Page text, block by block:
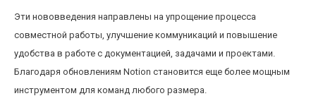
Эти нововведения направлены на упрощение процесса
совместной работы, улучшение коммуникаций и повышение
удобства в работе с документацией, задачами и проектами.
Благодаря обновлениям Notion становится еще более мощным
инструментом для команд любого размера.